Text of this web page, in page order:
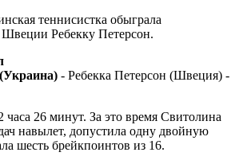
теннисистка обыграла
Швеции Ребекку Петерсон.
- Ребекка Петерсон (Швеция) -
26 минут. За это время Свитолина
навылет, допустила одну двойную
шесть брейкпоинтов из 16.